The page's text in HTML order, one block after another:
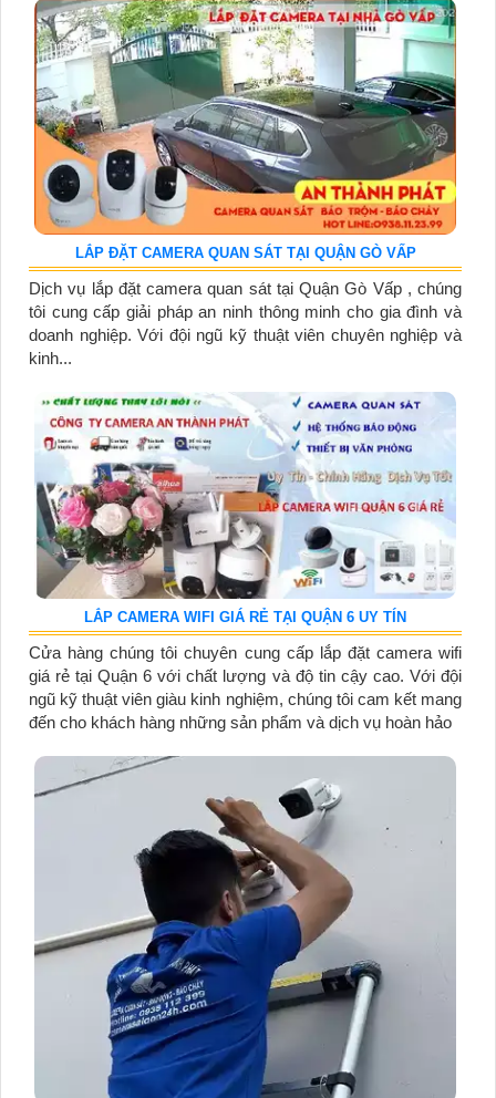
LẮP ĐẶT CAMERA QUAN SÁT TẠI QUẬN GÒ VẤP
Dịch vụ lắp đặt camera quan sát tại Quận Gò Vấp , chúng
tôi cung cấp giải pháp an ninh thông minh cho gia đình và
doanh nghiệp. Với đội ngũ kỹ thuật viên chuyên nghiệp và
kinh...
LẮP CAMERA WIFI GIÁ RẺ TẠI QUẬN 6 UY TÍN
Cửa hàng chúng tôi chuyên cung cấp lắp đặt camera wifi
giá rẻ tại Quận 6 với chất lượng và độ tin cậy cao. Với đội
ngũ kỹ thuật viên giàu kinh nghiệm, chúng tôi cam kết mang
đến cho khách hàng những sản phẩm và dịch vụ hoàn hảo